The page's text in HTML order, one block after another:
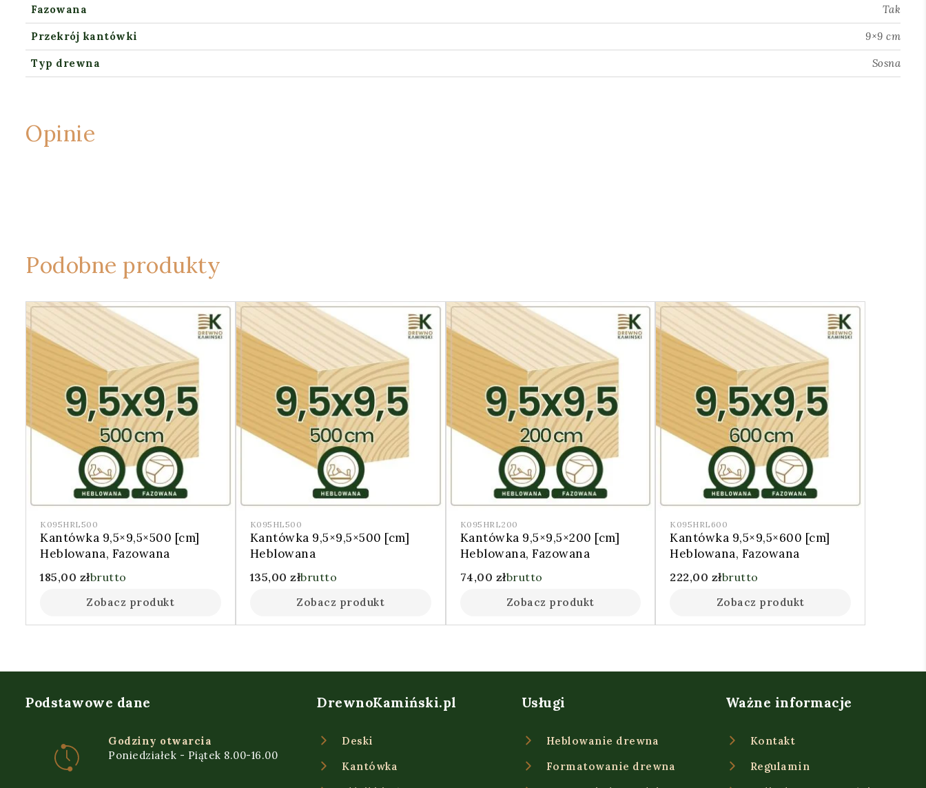
Fazowana Tak
Przekrój kantówki 9×9 cm
Typ drewna Sosna
Opinie
Podobne produkty
K095HRL500
Kantówka 9,5×9,5×500 [cm]
Heblowana, Fazowana
185,00 złbrutto
Zobacz produkt
K095HL500
Kantówka 9,5×9,5×500 [cm]
Heblowana
135,00złbrutto
Zobacz produkt
K095HRL200
Kantówka 9,5×9,5×200 [cm]
Heblowana, Fazowana
74,00 złbrutto
Zobacz produkt
K095HRL600
Kantówka 9,5×9,5×600 [cm]
Heblowana, Fazowana
222,00 złbrutto
Zobacz produkt
Podstawowe dane
Godziny otwarcia
Poniedziałek - Piątek 8.00-16.00
DrewnoKamiński.pl
Deski
Kantówka
Usługi
Heblowanie drewna
Formatowanie drewna
Ważne informacje
Kontakt
Regulamin